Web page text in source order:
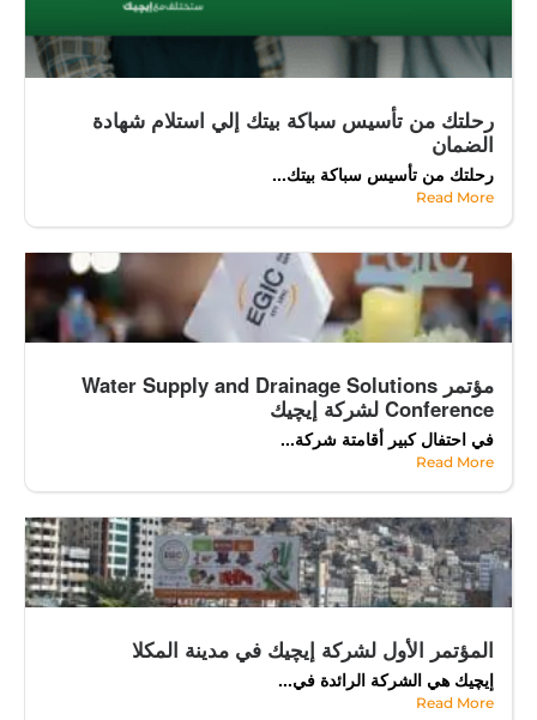
رحلتك من تأسيس سباكة بيتك إلي استلام شهادة
الضمان
رحلتك من تأسيس سباكة بيتك...
Read More
مؤتمر Water Supply and Drainage Solutions
Conference لشركة إيچيك
في احتفال كبير أقامتة شركة...
Read More
المؤتمر الأول لشركة إيچيك في مدينة المكلا
إيچيك هي الشركة الرائدة في...
Read More